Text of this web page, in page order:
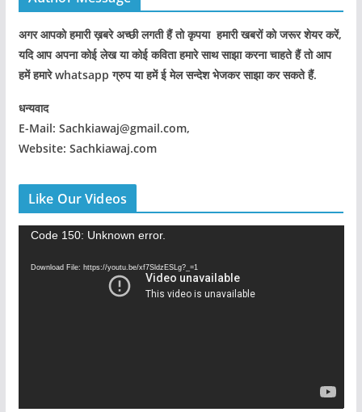
अगर आपको हमारी ख़बरे अच्छी लगती हैं तो कृपया हमारी खबरों को जरूर शेयर करें,
यदि आप अपना कोई लेख या कोई कविता हमारे साथ साझा करना चाहते हैं तो आप
हमें हमारे whatsapp ग्रुप या हमें ई मेल सन्देश भेजकर साझा कर सकते हैं.
धन्यवाद
E-Mail: Sachkiawaj@gmail.com,
Website: Sachkiawaj.com
Like Our Videos
Code 150: Unknown error.
Download File: https://youtu.be/xf7SldzESLg?_=1